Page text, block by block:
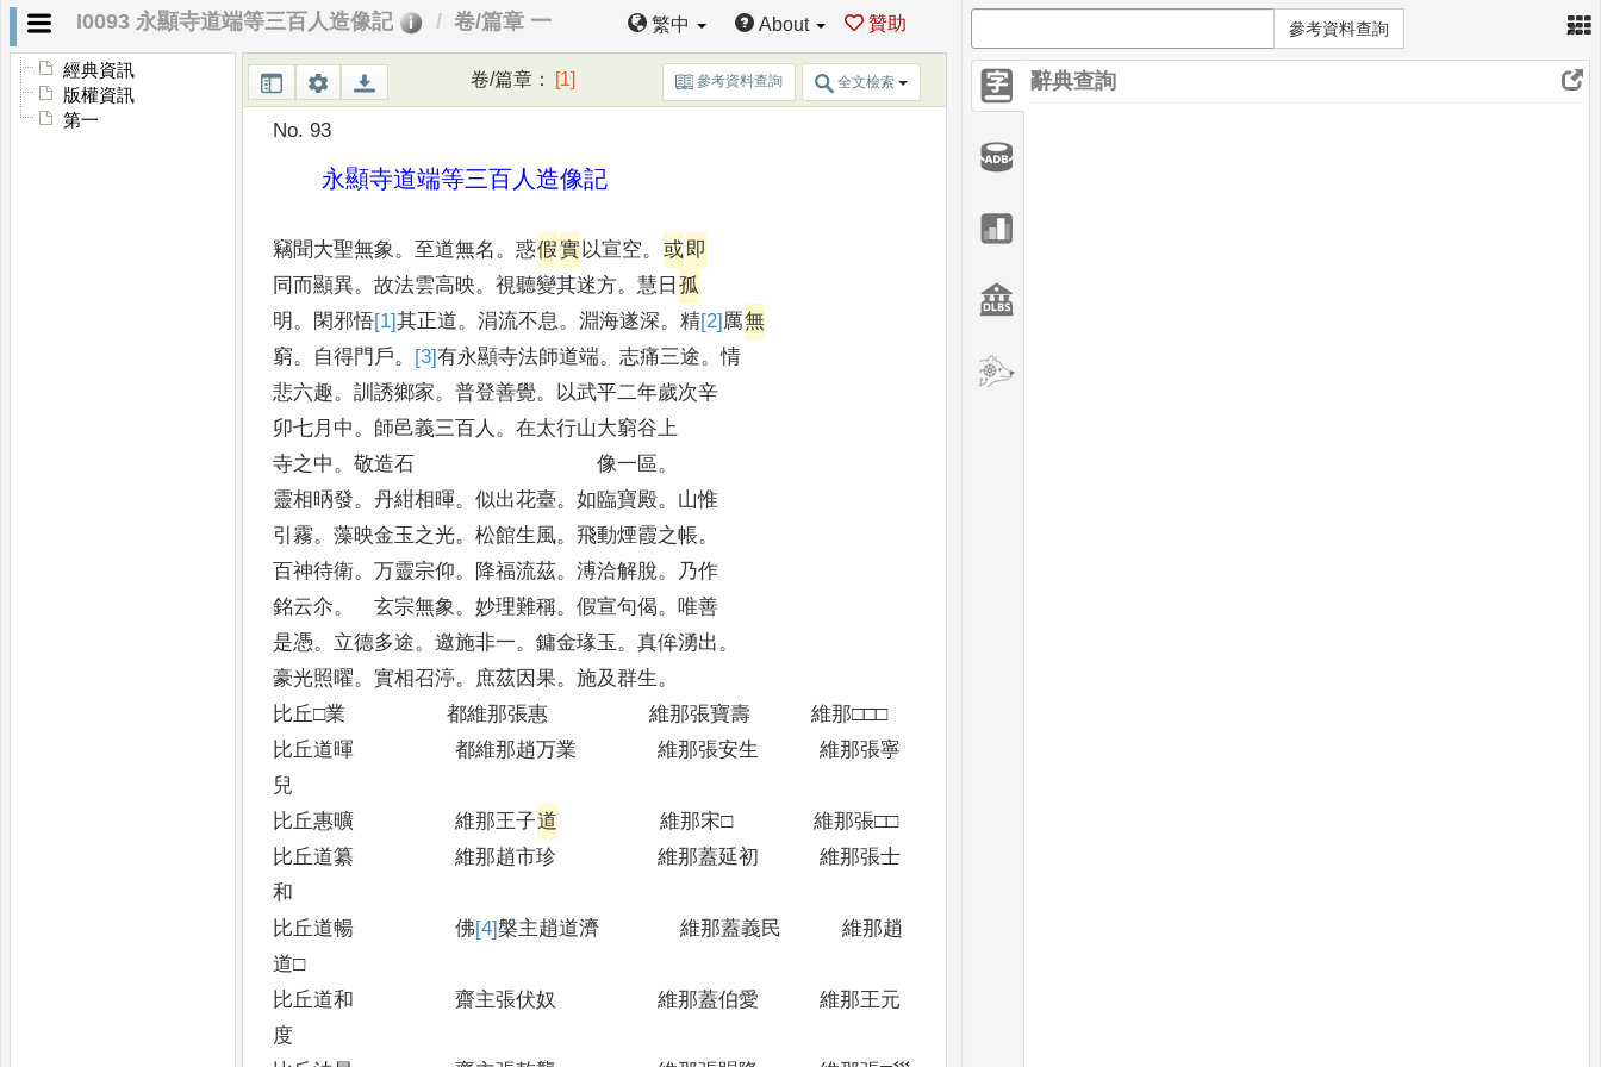
I0093 永顯寺道端等三百人造像記 卷/篇章 一 繁中 About 贊助
經典資訊
版權資訊
第一
卷/篇章 ： [1] 參考資料查詢 全文檢索
No. 93
永顯寺道端等三百人造像記
竊聞大聖無象。 至道無名。 惑假實以宣空。 或即
同而顯異。 故法雲高映。 視聽變其迷方。 慧日 孤
明。 閑邪悟[1]其正道。 涓流不息。 淵海遂深。 精[2] 厲無
窮。 自得門戶。 [3]有永顯寺法師道端。 志痛三途。情
悲六趣。 訓誘鄉家。 普登善覺。 以武平二年歲次辛
卯七月中。 師邑義三百人 。 在太行山大窮谷上
寺之中。 敬造石 像一區。
靈相昞發。 丹紺相暉。 似出花臺。 如臨寶殿。 山惟
引霧。 藻映金玉之光。 松館生風。 飛動煙霞之帳。
百神待衛。 万靈宗仰。 降福流茲。 溥洽解脫。
乃作
銘云尒。 玄宗無象。 妙理難稱。 假宣句偈。 唯善
是憑。 立德多途。 邀施非一。 鏞金瑑玉。 真侔湧出。
豪光照曜。 實相召渟。 庶茲因果。 施及群生。
比丘□業 都維那張惠 維那張寶壽 維那□□□
比丘道暉 都維那趙万業 維那張安生 維那張寧
兒
比丘惠曠 維那王子道
維那宋□ 維那張□□
比丘道纂 維那趙市珍 維那蓋延初 維那張士
和
比丘道暢 佛[4]槃主趙道濟 維那蓋義民 維那趙
道□
比丘道和 齋主張伏奴 維那蓋伯愛 維那王元
度
×
參考資料查詢
辭典查詢